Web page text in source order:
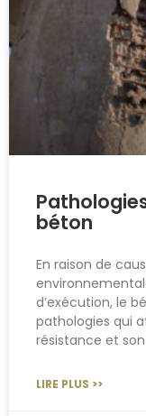
béton
En raison de
d’exécution, le
pathologies qui
résistance et
LIRE PLUS >>